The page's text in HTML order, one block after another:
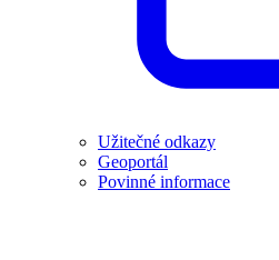
Užitečné odkazy
Geoportál
Povinné informace